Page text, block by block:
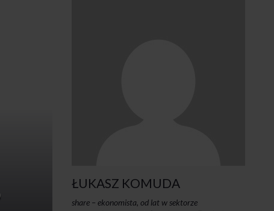
ŁUKASZ KOMUDA
share – ekonomista, od lat w sektorze